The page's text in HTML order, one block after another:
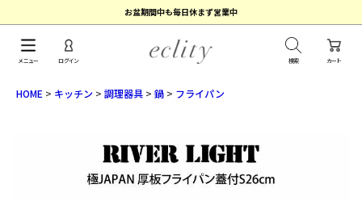
お盆期間中も毎日休まず営業中
カート
メニュー ログイン 検索
HOME キッチン 調理器具 鍋 フライパン